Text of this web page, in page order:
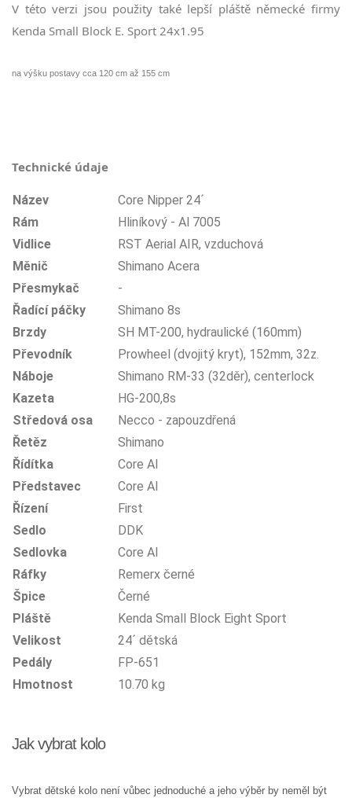
V této verzi jsou použity také lepší pláště německé firmy
Kenda Small Block E. Sport 24x1.95
na výšku postavy cca 120 cm až 155 cm
Technické údaje
Název
Core Nipper 24´
Rám
Hliníkový - Al 7005
Vidlice
RST Aerial AIR, vzduchová
Měnič
Shimano Acera
Přesmykač
-
Řadící páčky
Shimano 8s
Brzdy
SH MT-200, hydraulické (160mm)
Převodník
Prowheel (dvojitý kryt), 152mm, 32z.
Náboje
Shimano RM-33 (32děr), centerlock
Kazeta
HG-200,8s
Středová osa
Necco - zapouzdřená
Řetěz
Shimano
Řídítka
Core Al
Představec
Core Al
Řízení
First
Sedlo
DDK
Sedlovka
Core Al
Ráfky
Remerx černé
Špice
Černé
Pláště
Kenda Small Block Eight Sport
Velikost
24´ dětská
Pedály
FP-651
Hmotnost
10.70 kg
Jak vybrat kolo
Vybrat dětské kolo není vůbec jednoduché a jeho výběr by neměl být